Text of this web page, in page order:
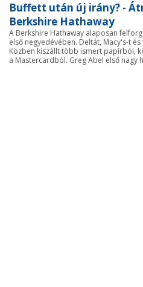
Buffett után új irány? -
Berkshire Hathaway
A Berkshire Hathaway alaposan
első negyedévében. Deltát, Macy's-t
Közben kiszállt több ismert papírból,
a Mastercardból. Greg Abel első nagy